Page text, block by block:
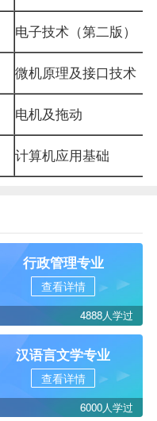
电子技术（第二版）
微机原理及接口技术
电机及拖动
计算机应用基础
行政管理专业
查看详情
4888人学过
汉语言文学专业
查看详情
6000人学过